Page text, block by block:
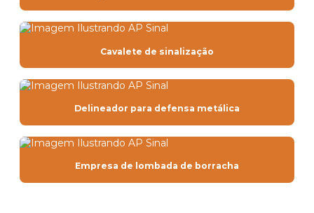
Cavalete de sinalização
Delineador para defensa metálica
Empresa de lombada de borracha